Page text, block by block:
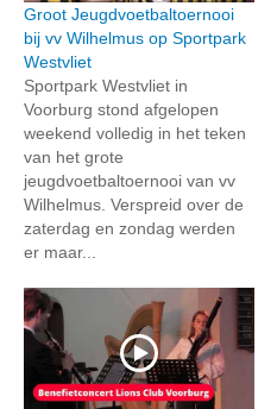
Groot Jeugdvoetbaltoernooi
bij vv Wilhelmus op Sportpark
Westvliet
Sportpark Westvliet in
Voorburg stond afgelopen
weekend volledig in het teken
van het grote
jeugdvoetbaltoernooi van vv
Wilhelmus. Verspreid over de
zaterdag en zondag werden
er maar...